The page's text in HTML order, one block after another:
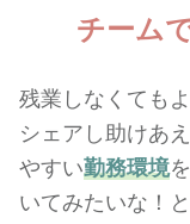
チーム
残業しなくても
シェア し助けあ
やすい勤務環境
いてみたいな！